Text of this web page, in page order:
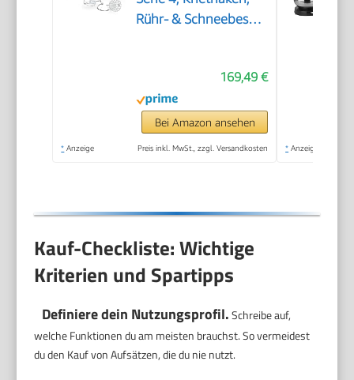
Rühr- & Schneebesen
spülmaschinenfest,
3D Rührsystem,
weiß/silber,
MUM58200
169,49 €
Bei Amazon ansehen
* Anzeige Preis inkl. MwSt., zzgl. Versandkosten * Anzeige
Kauf-Checkliste: Wichtige
Kriterien und Spartipps
Definiere dein Nutzungsprofil.Schreibe auf,
welche Funktionen du am meisten brauchst. So vermeidest
du den Kauf von Aufsätzen, die du nie nutzt.